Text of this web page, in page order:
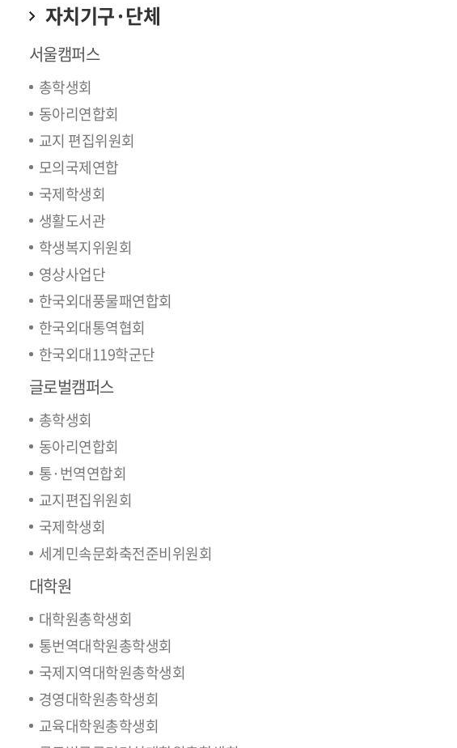
자치기구·단체
서울캠퍼스
총학생회
동아리연합회
교지 편집위원회
모의국제연합
국제학생회
생활도서관
학생복지위원회
영상사업단
한국외대풍물패연합회
한국외대통역협회
한국외대119학군단
글로벌캠퍼스
총학생회
동아리연합회
통·번역연합회
교지편집위원회
국제학생회
세계민속문화축전준비위원회
대학원
대학원총학생회
통번역대학원총학생회
국제지역대학원총학생회
경영대학원총학생회
교육대학원총학생회